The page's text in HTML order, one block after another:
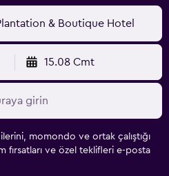
& Boutique Hotel
15.08 Cmt
momondo ve ortak çalıştığı
fırsatları ve özel teklifleri e-posta